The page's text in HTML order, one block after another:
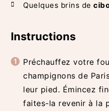
Quelques brins de
Instructions
Préchauffez votre
champignons de
leur pied. Émincez
faites-la revenir à la